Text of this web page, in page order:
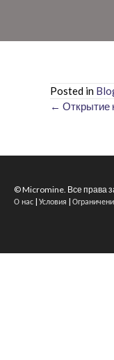
Posted in
Posts
← Открытие
© Micromine. Все права
О нас | Условия |